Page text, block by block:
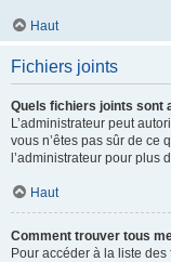
Haut
Fichiers joints
Quels fichiers joints sont
L’administrateur peut
vous n’êtes pas sûr de ce
l’administrateur pour plus
Haut
Comment trouver tous
Pour accéder à la liste